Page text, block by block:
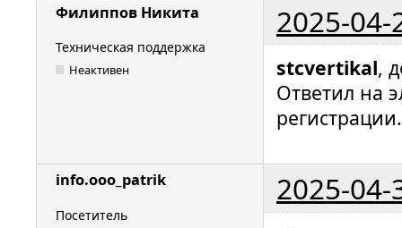
Филиппов Никита 2025-04-
Техническая поддержка
Неактивен stcvertikal,
Ответил на
регистрации.
info.ooo_patrik 2025-04-
Посетитель